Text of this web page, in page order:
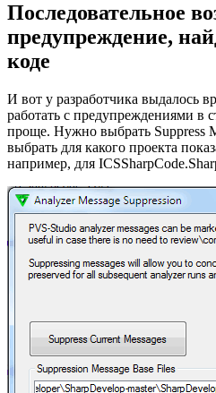
Последовательное
предупреждение,
коде
И вот у разработчика выдалось
работать с предупреждениями в
проще. Нужно выбрать Suppress
выбрать для какого проекта
например, для